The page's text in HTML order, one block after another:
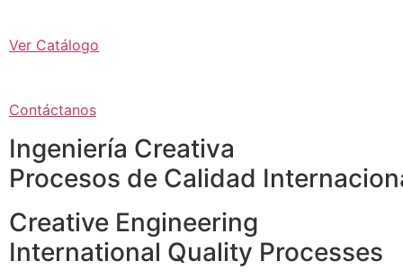
Ver Catálogo
Contáctanos
Ingeniería Creativa
Procesos de Calidad
Creative Engineering
International Quality Processes